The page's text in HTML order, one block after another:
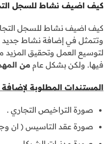
كيف اضيف نشاط للسجل
كيف اضيف نشاط للسجل
وتتمثل في إضافة نشاط جديد
لتوسيع العمل وتحقيق المزيد
فيها. ولكن بشكل عام من
المستندات المطلوبة
صورة التراخيص التجاري .
صورة عقد التاسيس ( ان